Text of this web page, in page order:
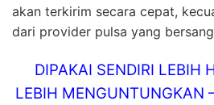
akan terkirim secara cepat,
dari provider pulsa yang
DIPAKAI SENDIRI LEBIH
LEBIH MENGUNTUNGKAN